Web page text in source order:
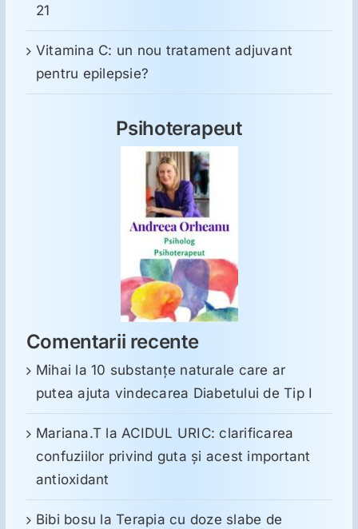
21
Vitamina C: un nou tratament adjuvant
pentru epilepsie?
Psihoterapeut
Comentarii recente
Mihai la10 substanţe naturale care ar
putea ajuta vindecarea Diabetului de Tip I
Mariana.T laACIDUL URIC: clarificarea
confuziilor privind guta și acest important
antioxidant
Bibi bosu laTerapia cu doze slabe de